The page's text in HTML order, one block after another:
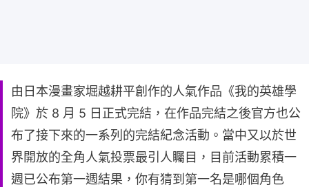
由日本漫畫家堀越耕平創作的人氣作品《我的英雄學
院》於 8 月 5 日正式完結，在作品完結之後官方也公
布了接下來的一系列的完結紀念活動。當中又以於世
界開放的全角人氣投票最引人矚目，目前活動累積一
週已公布第一週結果，你有猜到第一名是哪個角色